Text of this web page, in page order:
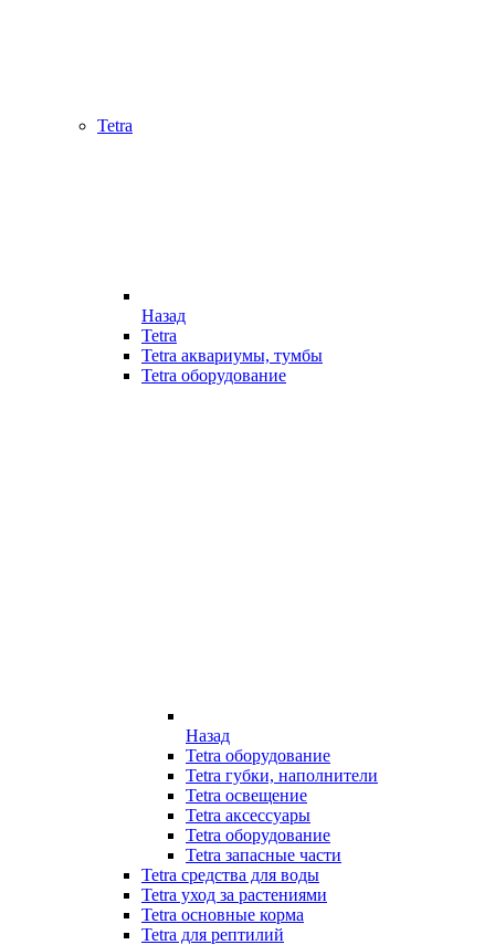
Tetra
Назад
Tetra
Tetra аквариумы, тумбы
Tetra оборудование
Назад
Tetra оборудование
Tetra губки, наполнители
Tetra освещение
Tetra аксессуары
Tetra оборудование
Tetra запасные части
Tetra средства для воды
Tetra уход за растениями
Tetra основные корма
Tetra для рептилий